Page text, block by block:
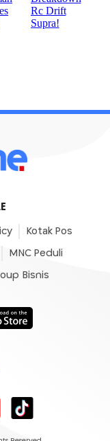
Kotak Pos
MNC Peduli
Bisnis